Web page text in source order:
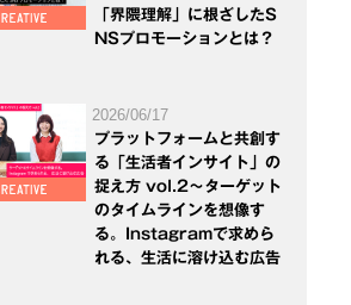
「界隈理解」に根ざしたS
NSプロモーションとは？
2026/06/17
プラットフォームと共創す
る「生活者インサイト」の
捉え方 vol.2～ターゲット
のタイムラインを想像す
る。Instagramで求めら
れる、生活に溶け込む広告